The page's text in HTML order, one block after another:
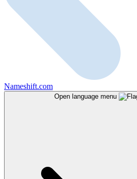
Nameshift.com
Open language menu